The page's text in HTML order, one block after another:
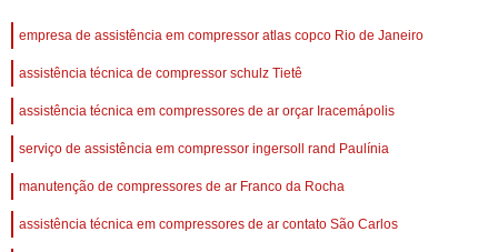
empresa de assistência em compressor atlas copco Rio de Janeiro
assistência técnica de compressor schulz Tietê
assistência técnica em compressores de ar orçar Iracemápolis
serviço de assistência em compressor ingersoll rand Paulínia
manutenção de compressores de ar Franco da Rocha
assistência técnica em compressores de ar contato São Carlos